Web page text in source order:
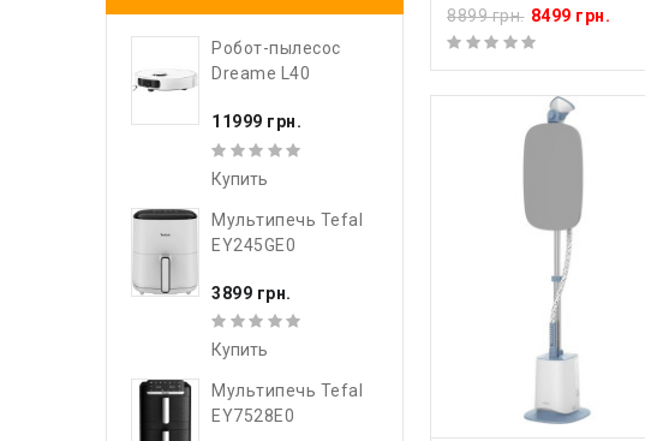
Робот-пылесос
Dreame L40
11999 грн.
Купить
Мультипечь Tefal
EY245GE0
3899 грн.
Купить
Мультипечь Tefal
EY7528E0
8899 грн. 8499 грн.